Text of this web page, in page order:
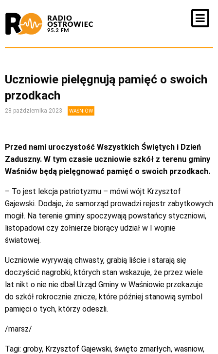
Uczniowie pielęgnują pamięć o swoich
przodkach
28 października 2023 WAŚNIÓW
Przed nami uroczystość Wszystkich Świętych i Dzień
Zaduszny. W tym czasie uczniowie szkół z terenu gminy
Waśniów będą pielęgnować pamięć o swoich przodkach.
– To jest lekcja patriotyzmu – mówi wójt Krzysztof
Gajewski. Dodaje, że samorząd prowadzi rejestr zabytkowych
mogił. Na terenie gminy spoczywają powstańcy styczniowi,
listopadowi czy żołnierze biorący udział w I wojnie
światowej.
Uczniowie wyrywają chwasty, grabią liście i starają się
doczyścić nagrobki, których stan wskazuje, że przez wiele
lat nikt o nie nie dbał.Urząd Gminy w Waśniowie przekazuje
do szkół rokrocznie znicze, które później stanowią symbol
pamięci o tych, którzy odeszli.
/marsz/
Tagi: groby, Krzysztof Gajewski, święto zmarłych, wasniow,